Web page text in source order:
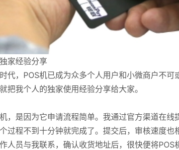
家经验分享
代，POS机已成为众多个人用户和小微商户不可
把我个人的独家使用经验分享给大家。
，是因为它申请流程简单。我通过官方渠道在
过程不到十分钟就完成了。提交后，审核速度
人员与我联系，确认收货地址后，很快便将POS